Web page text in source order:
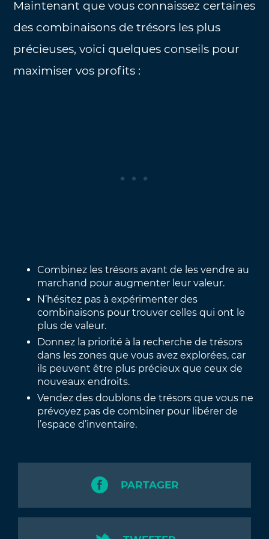
Maintenant que vous connaissez certaines
des combinaisons de trésors les plus
précieuses, voici quelques conseils pour
maximiser vos profits :
Combinez les trésors avant de les vendre au
marchand pour augmenter leur valeur.
N’hésitez pas à expérimenter des
combinaisons pour trouver celles qui ont le
plus de valeur.
Donnez la priorité à la recherche de trésors
dans les zones que vous avez explorées, car
ils peuvent être plus précieux que ceux de
nouveaux endroits.
Vendez des doublons de trésors que vous ne
prévoyez pas de combiner pour libérer de
l’espace d’inventaire.
PARTAGER